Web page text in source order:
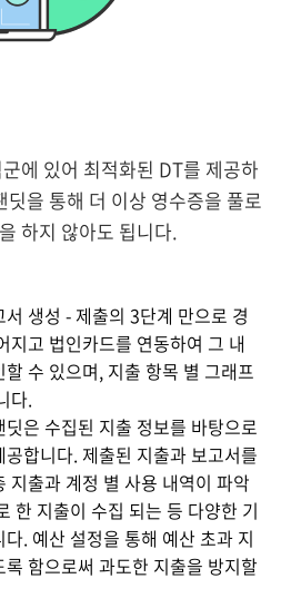
에 있어 최적화된 DT를 제공하
을 통해 더 이상 영수증을 풀로
하지 않아도 됩니다.
생성 - 제출의 3단계 만으로 경
지고 법인카드를 연동하여 그 내
수 있으며, 지출 항목 별 그래프
다.
은 수집된 지출 정보를 바탕으로
합니다. 제출된 지출과 보고서를
지출과 계정 별 사용 내역이 파악
한 지출이 수집 되는 등 다양한 기
. 예산 설정을 통해 예산 초과 지
함으로써 과도한 지출을 방지할